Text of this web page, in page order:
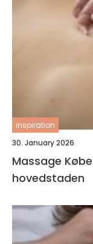
inspiration
30. January 2026
Massage
hovedstaden